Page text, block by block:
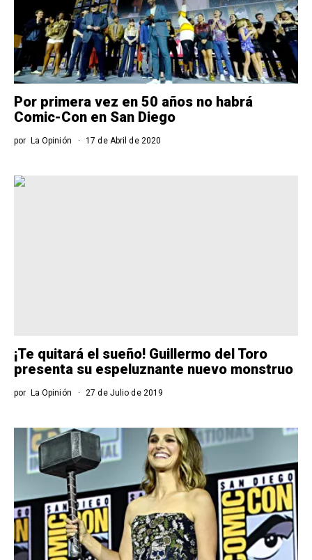
Por primera vez en 50 años no habrá
Comic-Con en San Diego
por La Opinión 17 de Abril de 2020
¡Te quitará el sueño! Guillermo del Toro
presenta su espeluznante nuevo monstruo
por La Opinión 27 de Julio de 2019